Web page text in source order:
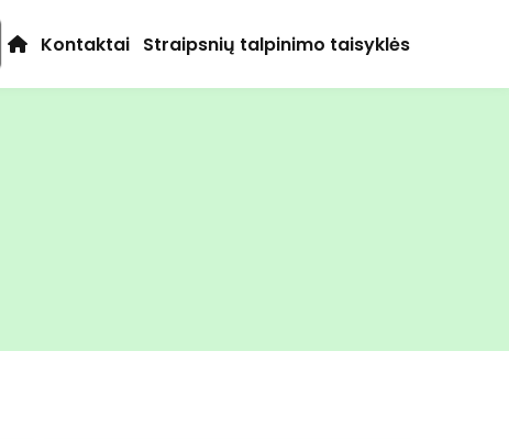
Kontaktai Straipsnių talpinimo taisyklės